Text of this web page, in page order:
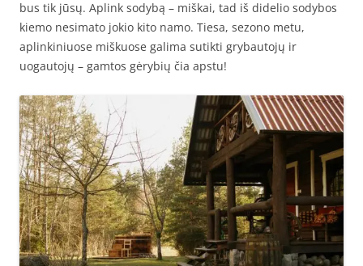
bus tik jūsų. Aplink sodybą – miškai, tad iš didelio sodybos
kiemo nesimato jokio kito namo. Tiesa, sezono metu,
aplinkiniuose miškuose galima sutikti grybautojų ir
uogautojų – gamtos gėrybių čia apstu!